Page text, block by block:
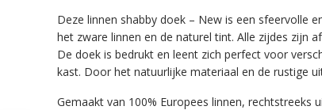
Deze linnen shabby doek – New is een sfeervolle
het zware linnen en de naturel tint. Alle zijdes zijn
De doek is bedrukt en leent zich perfect voor
kast. Door het natuurlijke materiaal en de rustige
Gemaakt van 100% Europees linnen,